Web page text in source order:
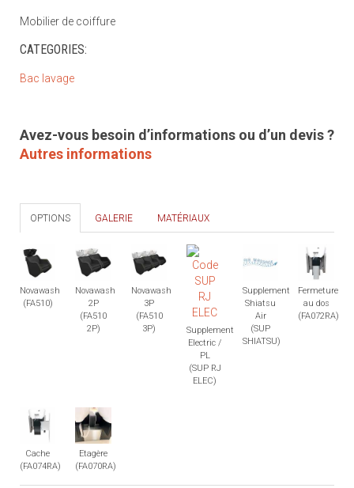
Mobilier de coiffure
CATEGORIES:
Bac lavage
Avez-vous besoin d’informations ou d’un devis ?
Autres informations
OPTIONS GALERIE MATÉRIAUX
Novawash
(FA510)
Novawash
2P
(FA510
2P)
Novawash
3P
(FA510
3P)
Supplement
Electric /
PL
(SUP RJ
ELEC)
Supplement
Shiatsu
Air
(SUP
SHIATSU)
Fermeture
au dos
(FA072RA)
Cache
(FA074RA)
Etagère
(FA070RA)